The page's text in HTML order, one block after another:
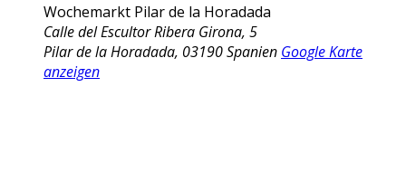
Wochemarkt Pilar de la Horadada
Calle del Escultor Ribera Girona, 5
Pilar de la Horadada, 03190Spanien Google Karte
anzeigen